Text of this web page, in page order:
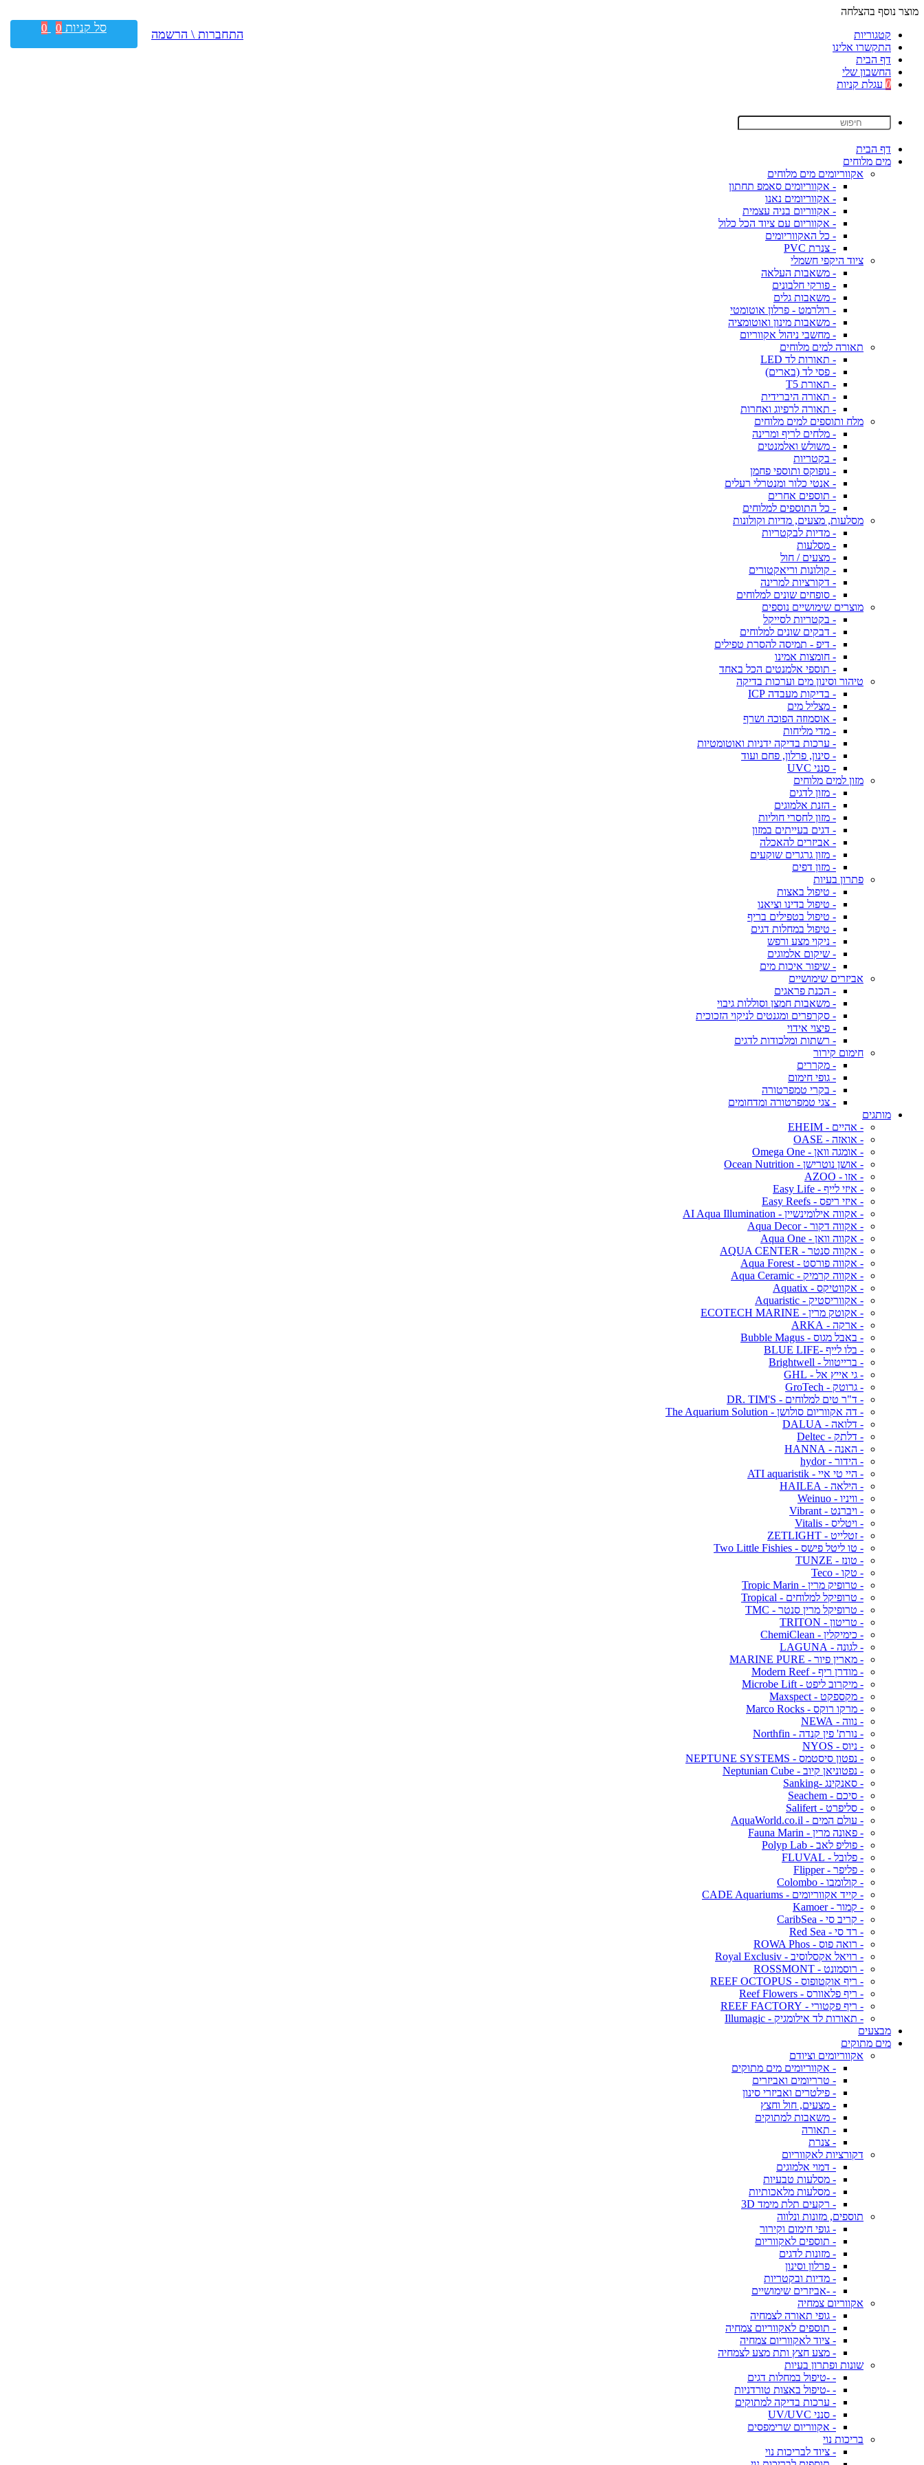
מוצר נוסף בהצלחה
קטגוריות
התקשרו אלינו
דף הבית
החשבון שלי
0 עגלת קניות
דף הבית
מים מלוחים
אקווריומים מים מלוחים
- אקווריומים סאמפ תחתון
- אקווריומים נאנו
- אקווריום בניה עצמית
- אקווריום עם ציוד הכל כלול
- כל האקווריומים
- צנרת PVC
ציוד היקפי חשמלי
- משאבות העלאה
- פורקי חלבונים
- משאבות גלים
- רולרמט - פרלון אוטומטי
- משאבות מינון ואוטומציה
- מחשבי ניהול אקווריום
תאורה למים מלוחים
- תאורות לד LED
- פסי לד (בארים)
- תאורת T5
- תאורה היברידית
- תאורה לרפיוג ואחרות
מלח ותוספים למים מלוחים
- מלחים לריף ומרינה
- משולש ואלמנטים
- בקטריות
- נופוקס ותוספי פחמן
- אנטי כלור ומנטרלי רעלים
- תוספים אחרים
- כל התוספים למלוחים
מסלעות, מצעים, מדיות וקולונות
- מדיות לבקטריות
- מסלעות
- מצעים / חול
- קולונות וריאקטורים
- דקורציות למרינה
- סופחים שונים למלוחים
מוצרים שימושיים נוספים
- בקטריות לסייקל
- דבקים שונים למלוחים
- דיפ - תמיסה להסרת טפילים
- חומצות אמינו
- תוספי אלמנטים הכל באחד
טיהור וסינון מים וערכות בדיקה
- בדיקות מעבדה ICP
- מצליל מים
- אוסמוזה הפוכה ושרף
- מדי מליחות
- ערכות בדיקה ידניות ואוטומטיות
- סינון, פרלון, פחם ועוד
- סנני UVC
מזון למים מלוחים
- מזון לדגים
- הזנת אלמוגים
- מזון לחסרי חוליות
- דגים בעייתים במזון
- אביזרים להאכלה
- מזון גרגרים שוקעים
- מזון דפים
פתרון בעיות
- טיפול באצות
- טיפול בדינו וציאנו
- טיפול בטפילים בריף
- טיפול במחלות דגים
- ניקוי מצע ורפש
- שיקום אלמוגים
- שיפור איכות מים
אביזרים שימושיים
- הכנת פראגים
- משאבות חמצן וסוללות גיבוי
- סקרפרים ומגנטים לניקוי הזכוכית
- פיצוי אידוי
- רשתות ומלכודות לדגים
חימום קירור
- מקררים
- גופי חימום
- בקרי טמפרטורה
- צגי טמפרטורה ומדחומים
מותגים
- אהיים - EHEIM
- אואזה - OASE
- אומגה וואן - Omega One
- אושן נוטרישן - Ocean Nutrition
- אזו - AZOO
- איזי לייף - Easy Life
- איזי ריפס - Easy Reefs
- אקווה אילומינשיין - AI Aqua Illumination
- אקווה דקור - Aqua Decor
- אקווה וואן - Aqua One
- אקווה סנטר - AQUA CENTER
- אקווה פורסט - Aqua Forest
- אקווה קרמיק - Aqua Ceramic
- אקווטיקס - Aquatix
- אקווריסטיק - Aquaristic
- אקוטק מרין - ECOTECH MARINE
- ארקה - ARKA
- באבל מגוס - Bubble Magus
- בלו לייף -BLUE LIFE
- ברייטוול - Brightwell
- גי אייץ אל - GHL
- גרוטק - GroTech
- ד"ר טים למלוחים - DR. TIM'S
- דה אקווריום סולושן - The Aquarium Solution
- דלואה - DALUA
- דלתק - Deltec
- האנה - HANNA
- הידור - hydor
- היי טי איי - ATI aquaristik
- הילאה - HAILEA
- וויניו - Weinuo
- ויברנט - Vibrant
- ויטליס - Vitalis
- זטלייט - ZETLIGHT
- טו ליטל פישס - Two Little Fishies
- טונז - TUNZE
- טקו - Teco
- טרופיק מרין - Tropic Marin
- טרופיקל למלוחים - Tropical
- טרופיקל מרין סנטר - TMC
- טריטון - TRITON
- כימיקלין - ChemiClean
- לגונה - LAGUNA
- מארין פיור - MARINE PURE
- מודרן ריף - Modern Reef
- מיקרוב ליפט - Microbe Lift
- מקספקט - Maxspect
- מרקו רוקס - Marco Rocks
- נווה - NEWA
- נורת' פין קנדה - Northfin
- ניוס - NYOS
- נפטון סיסטמס - NEPTUNE SYSTEMS
- נפטוניאן קיוב - Neptunian Cube
- סאנקינג -Sanking
- סיכם - Seachem
- סליפרט - Salifert
- עולם המים - AquaWorld.co.il
- פאונה מרין - Fauna Marin
- פוליפ לאב - Polyp Lab
- פלובל - FLUVAL
- פליפר - Flipper
- קולומבו - Colombo
- קייד אקווריומים - CADE Aquariums
- קמור - Kamoer
- קריב סי - CaribSea
- רד סי - Red Sea
- רואה פוס - ROWA Phos
- רויאל אקסלוסיב - Royal Exclusiv
- רוסמונט - ROSSMONT
- ריף אוקטופוס - REEF OCTOPUS
- ריף פלאוורס - Reef Flowers
- ריף פקטורי - REEF FACTORY
- תאורות לד אילומגיק - Illumagic
מבצעים
מים מתוקים
אקווריומים וציודם
- אקווריומים מים מתוקים
- טרריומים ואביזרים
- פילטרים ואביזרי סינון
- מצעים, חול וחצץ
- משאבות למתוקים
- תאורה
- צנרת
דקורציות לאקווריום
- דמוי אלמוגים
- מסלעות טבעיות
- מסלעות מלאכותיות
- רקעים תלת מימד 3D
תוספים, מזונות ונלווה
- גופי חימום וקירור
- תוספים לאקווריום
- מזונות לדגים
- פרלון וסינון
- מדיות ובקטריות
- -אביזרים שימושיים
אקווריום צמחיה
- גופי תאורה לצמחיה
- תוספים לאקווריום צמחיה
- ציוד לאקווריום צמחיה
- מצע חצץ ותת מצע לצמחיה
שונות ופתרון בעיות
- -טיפול במחלות דגים
- -טיפול באצות טורדניות
- ערכות בדיקה למתוקים
- סנני UV/UVC
- אקווריום שרימפסים
בריכות נוי
- ציוד לבריכות נוי
התחברות \ הרשמה סל קניות 0
0